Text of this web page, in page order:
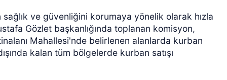
ve güvenliğini korumaya yönelik olarak hızla
Gözlet başkanlığında toplanan komisyon,
Mahallesi'nde belirlenen alanlarda kurban
kalan tüm bölgelerde kurban satışı